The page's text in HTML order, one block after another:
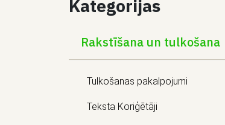
Kategorijas
Rakstīšana un tulkošana
Tulkošanas pakalpojumi
Teksta Koriģētāji